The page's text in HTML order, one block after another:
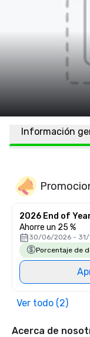
Información
2026 End of
Ahorre un 25 %
30/06/2026 - 31/
Porcentaje de
Ver todo (2)
Acerca de